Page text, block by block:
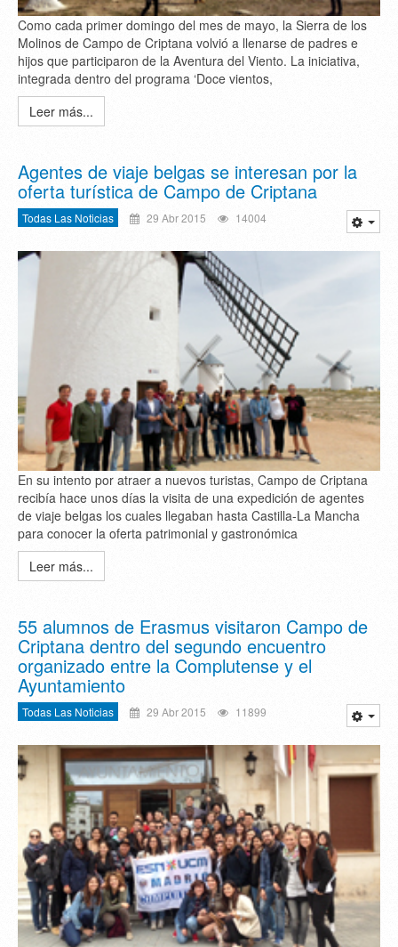
Como cada primer domingo del mes de mayo, la Sierra de los
Molinos de Campo de Criptana volvió a llenarse de padres e
hijos que participaron de la Aventura del Viento. La iniciativa,
integrada dentro del programa ‘Doce vientos,
Leer más...
Agentes de viaje belgas se interesan por la
oferta turística de Campo de Criptana
Todas Las Noticias 29 Abr 2015 14004
En su intento por atraer a nuevos turistas, Campo de Criptana
recibía hace unos días la visita de una expedición de agentes
de viaje belgas los cuales llegaban hasta Castilla-La Mancha
para conocer la oferta patrimonial y gastronómica
Leer más...
55 alumnos de Erasmus visitaron Campo de
Criptana dentro del segundo encuentro
organizado entre la Complutense y el
Ayuntamiento
Todas Las Noticias 29 Abr 2015 11899